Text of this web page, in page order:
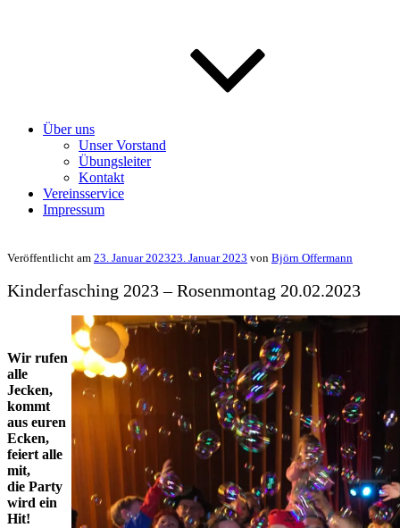
Über uns
Unser Vorstand
Übungsleiter
Kontakt
Vereinsservice
Impressum
Veröffentlicht am 23. Januar 202323. Januar 2023 von Björn Offermann
Kinderfasching 2023 – Rosenmontag 20.02.2023
Wir rufen
alle
Jecken,
kommt
aus euren
Ecken,
feiert alle
mit,
die Party
wird ein
Hit!